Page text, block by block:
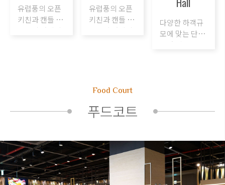
유럽풍의 오픈
키친과캔들 데
스크의 컨셉의
유럽풍의 오픈
키친과캔들 데
스크의 컨셉의
다양한 하객규
모에 맞는 단독
룸과 여유있는
Food Court
푸드코트